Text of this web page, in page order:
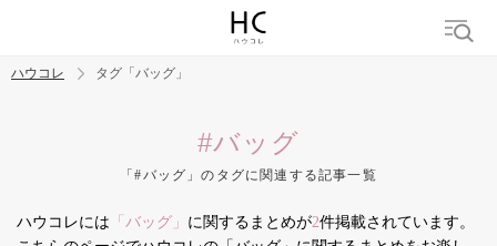
結婚 セックス カップル 男の本音 モテテク 婚活
ハウコレ タグ「バッグ」
#バッグ
「#バッグ」のタグに関連する記事一覧
ハウコレには 「バッグ」 に関するまとめが2件掲載されています。